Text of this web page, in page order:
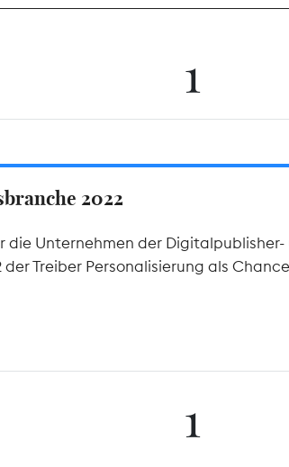
1
2022
Unternehmen der
Treiber Personalisierung als
1